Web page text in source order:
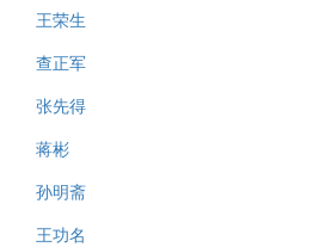
王荣生
查正军
张先得
蒋彬
孙明斋
王功名